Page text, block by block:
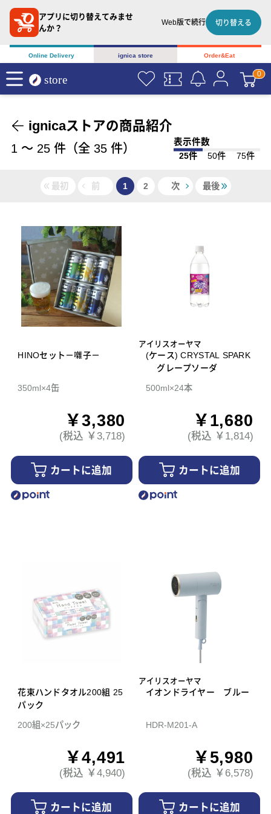
アプリに切り替えてみませ
んか？
Web版で続行 切り替える
Online Delivery ignica store Order&Eat
ignicaストアの商品紹介
1 〜 25 件（全 35 件）
表示件数
25件
50件 75件
最初 前 1 2 次 最後
HINOセット－囃子－
350ml×4缶
￥3,380
(税込 ￥3,718)
カートに追加
アイリスオーヤマ
(ケース) CRYSTAL SPARK
グレープソーダ
500ml×24本
￥1,680
(税込 ￥1,814)
カートに追加
花束ハンドタオル200組 25
パック
200組×25パック
￥4,491
(税込 ￥4,940)
カートに追加
アイリスオーヤマ
イオンドライヤー ブルー
HDR-M201-A
￥5,980
(税込 ￥6,578)
カートに追加